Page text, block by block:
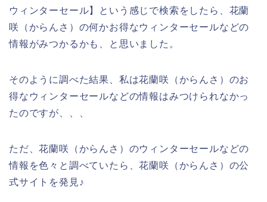
ウィンターセール】という感じで検索をしたら、花蘭
咲（からんさ）の何かお得なウィンターセールなどの
情報がみつかるかも、と思いました。
そのように調べた結果、私は花蘭咲（からんさ）のお
得なウィンターセールなどの情報はみつけられなかっ
たのですが、、、
ただ、花蘭咲（からんさ）のウィンターセールなどの
情報を色々と調べていたら、花蘭咲（からんさ）の公
式サイトを発見♪